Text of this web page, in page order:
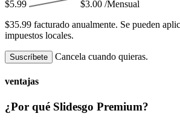
$5.99 $3.00 /Mensual
$35.99 facturado anualmente. Se pueden
impuestos locales.
Suscríbete Cancela cuando quieras.
ventajas
¿Por qué Slidesgo Premium?